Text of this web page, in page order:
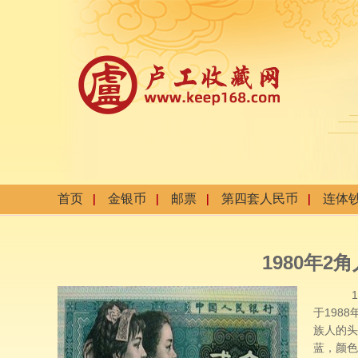
首页 金银币 邮票 第四套人民币 连体
1980年2
于1988
族人的
蓝，颜